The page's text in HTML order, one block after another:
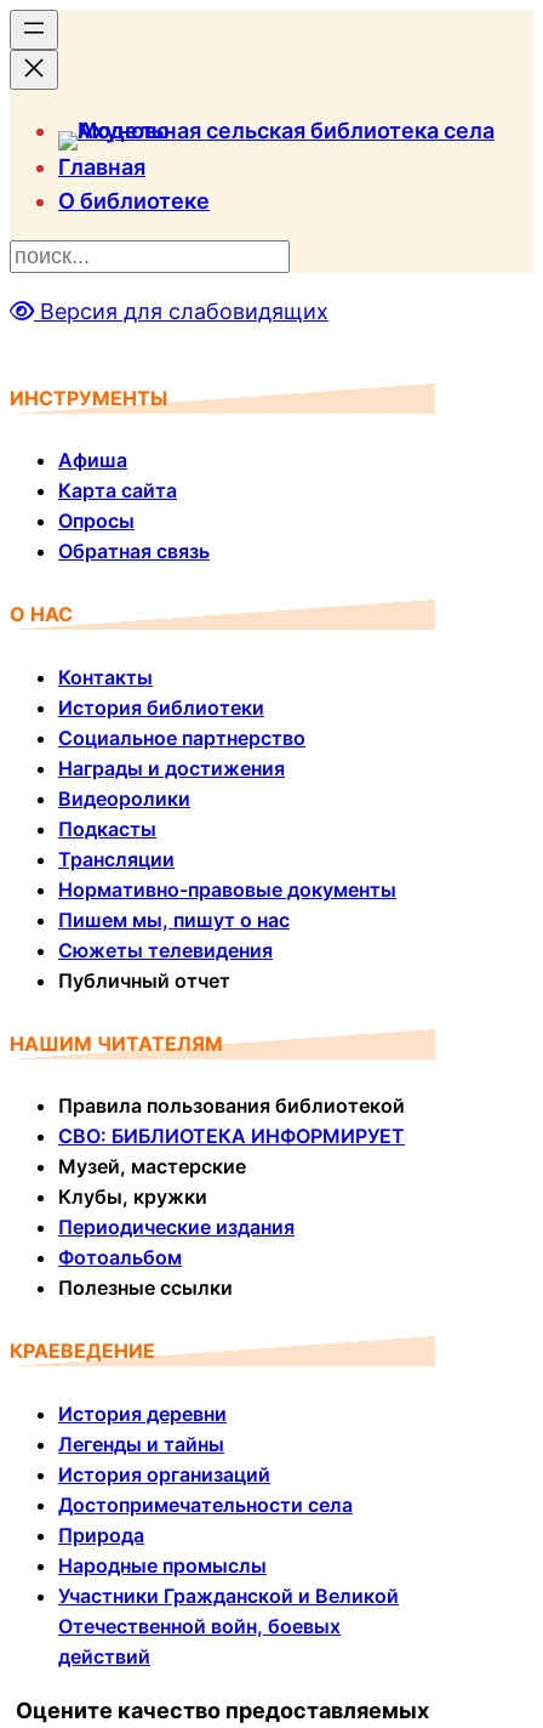
Главная
О библиотеке
П
и
к
Версия для слабовидящих
ИНСТРУМЕНТЫ
Афиша
Карта сайта
Опросы
Обратная связь
О НАС
Контакты
История библиотеки
Социальное партнерство
Награды и достижения
Видеоролики
Подкасты
Трансляции
Нормативно-правовые документы
Пишем мы, пишут о нас
Сюжеты телевидения
Публичный отчет
НАШИМ ЧИТАТЕЛЯМ
Правила пользования библиотекой
СВО: БИБЛИОТЕКА ИНФОРМИРУЕТ
Музей, мастерские
Клубы, кружки
Периодические издания
Фотоальбом
Полезные ссылки
КРАЕВЕДЕНИЕ
История деревни
Легенды и тайны
История организаций
Достопримечательности села
Природа
Народные промыслы
Участники Гражданской и Великой
Отечественной войн, боевых
действий
Оцените качество предоставляемых